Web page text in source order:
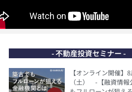
- 不動産投資セミナー -
【オンライン開催】
（土） -【融資情報